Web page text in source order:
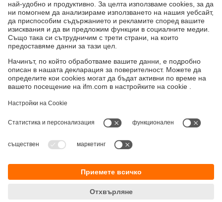
Продукти
Устойчивост
Общи условия
Декларация за поверителност
Responsible Disclosure
ifm electronic eood
Етаж 4, Офис 17